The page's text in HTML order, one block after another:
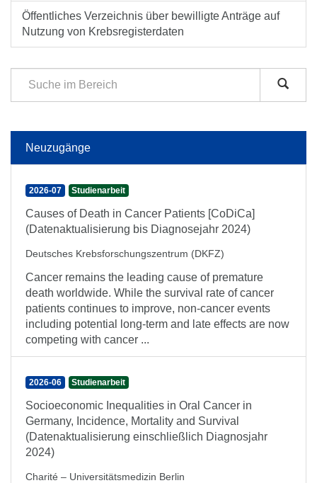
Öffentliches Verzeichnis über bewilligte Anträge auf
Nutzung von Krebsregisterdaten
Neuzugänge
2026-07 Studienarbeit
Causes of Death in Cancer Patients [CoDiCa]
(Datenaktualisierung bis Diagnosejahr 2024)
Deutsches Krebsforschungszentrum (DKFZ)
Cancer remains the leading cause of premature
death worldwide. While the survival rate of cancer
patients continues to improve, non-cancer events
including potential long-term and late effects are now
competing with cancer ...
2026-06 Studienarbeit
Socioeconomic Inequalities in Oral Cancer in
Germany, Incidence, Mortality and Survival
(Datenaktualisierung einschließlich Diagnosjahr
2024)
Charité – Universitätsmedizin Berlin